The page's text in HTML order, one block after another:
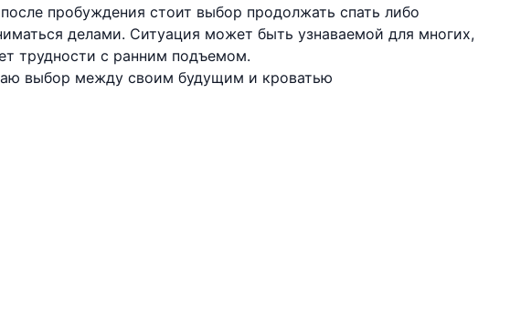
пробуждения стоит выбор продолжать спать либо
делами. Ситуация может быть узнаваемой для многих,
трудности с ранним подъемом.
выбор между своим будущим и кроватью